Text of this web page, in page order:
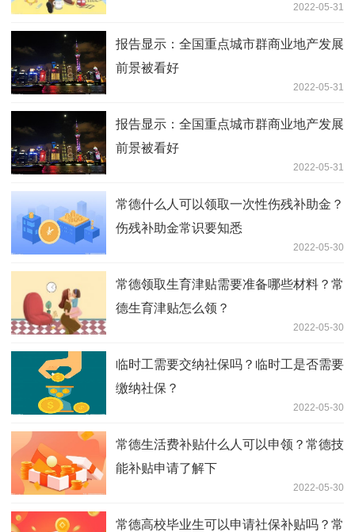
2022-05-31
报告显示：全国重点城市群商业地产发展
前景被看好
2022-05-31
报告显示：全国重点城市群商业地产发展
前景被看好
2022-05-31
常德什么人可以领取一次性伤残补助金？
伤残补助金常识要知悉
2022-05-30
常德领取生育津贴需要准备哪些材料？常
德生育津贴怎么领？
2022-05-30
临时工需要交纳社保吗？临时工是否需要
缴纳社保？
2022-05-30
常德生活费补贴什么人可以申领？常德技
能补贴申请了解下
2022-05-30
常德高校毕业生可以申请社保补贴吗？常